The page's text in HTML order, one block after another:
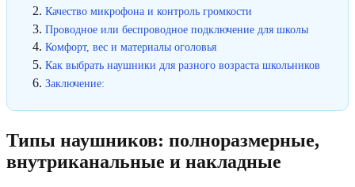
Качество микрофона и контроль громкости
Проводное или беспроводное подключение для школы
Комфорт, вес и материалы оголовья
Как выбрать наушники для разного возраста школьников
Заключение:
Типы наушников: полноразмерные,
внутриканальные и накладные